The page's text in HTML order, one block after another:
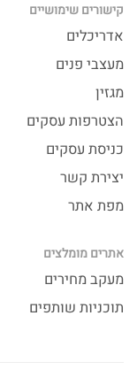
קישורים שימושיים
אדריכלים
מעצבי פנים
מגזין
הצטרפות עסקים
כניסת עסקים
יצירת קשר
מפת אתר
אתרים מומלצים
מעקב מחירים
תוכניות שותפים